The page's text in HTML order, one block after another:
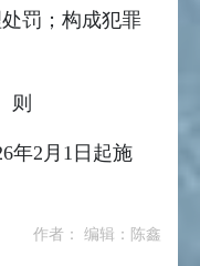
罚；构成犯罪
年2月1日起施
作者： 编辑：陈鑫